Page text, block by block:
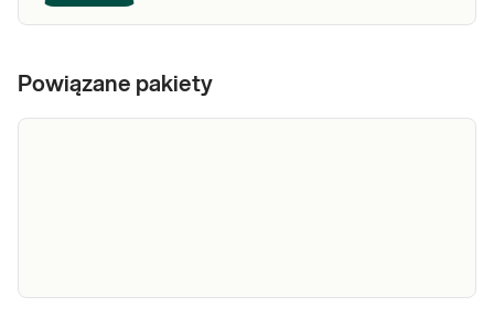
Powiązane pakiety